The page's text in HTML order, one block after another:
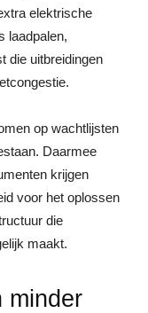
elektrische
laadpalen,
die uitbreidingen
op wachtlijsten
Daarmee
krijgen
voor het oplossen
die
maakt.
minder